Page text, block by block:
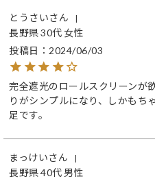
とうさい
長野県30代 女性
投稿日
2024/06/03
完全遮光のロールスクリーンが
りがシンプルになり、しかもち
足です。
まっけい
長野県40代男性